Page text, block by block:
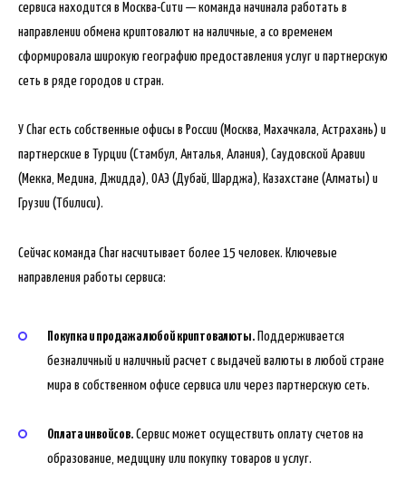
сервиса находится в Москва-Сити — команда начинала работать в
направлении обмена криптовалют на наличные, а со временем
сформировала широкую географию предоставления услуг и партнерскую
сеть в ряде городов и стран.
У Char есть собственные офисы в России (Москва, Махачкала, Астрахань) и
партнерские в Турции (Стамбул, Анталья, Алания), Саудовской Аравии
(Мекка, Медина, Джидда), ОАЭ (Дубай, Шарджа), Казахстане (Алматы) и
Грузии (Тбилиси).
Сейчас команда Char насчитывает более 15 человек. Ключевые
направления работы сервиса:
Покупка и продажа любой криптовалюты. Поддерживается
безналичный и наличный расчет с выдачей валюты в любой стране
мира в собственном офисе сервиса или через партнерскую сеть.
Оплата инвойсов. Сервис может осуществить оплату счетов на
образование, медицину или покупку товаров и услуг.